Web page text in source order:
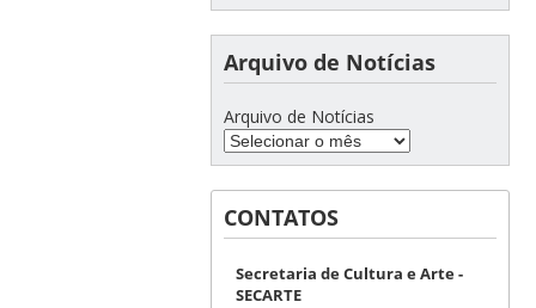
Arquivo de Notícias
Arquivo de Notícias
CONTATOS
Secretaria de Cultura e Arte -
SECARTE